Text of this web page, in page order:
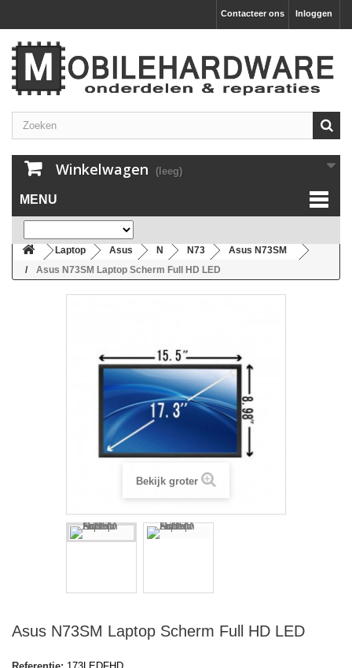
Inloggen
Contacteer ons
Winkelwagen (leeg)
MENU
Laptop Asus N N73
Asus N73SM
Asus N73SM Laptop Scherm Full HD LED
Bekijk groter
Asus N73SM Laptop Scherm Full HD LED